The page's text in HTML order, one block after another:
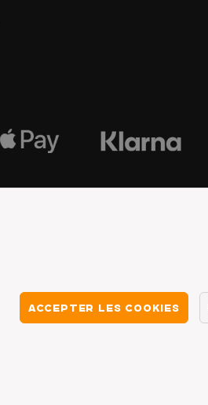
ACCEPTER LES COOKIES